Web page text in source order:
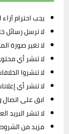
يجب احترام
لا ترسل رسائل
لا تغير صورة
لا تنشر أي
لا تنشروا
لا تنشر أي
ابق على اتصال
لا تنشر البريد
مزيد من